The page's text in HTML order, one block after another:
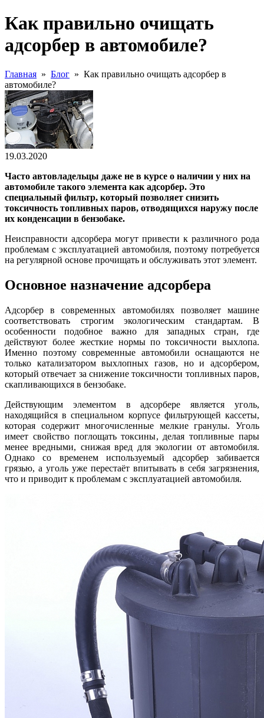
Как правильно очищать
адсорбер в автомобиле?
Главная » Блог » Как правильно очищать адсорбер в
автомобиле?
19.03.2020
Часто автовладельцы даже не в курсе о наличии у них на
автомобиле такого элемента как адсорбер. Это
специальный фильтр, который позволяет снизить
токсичность топливных паров, отводящихся наружу после
их конденсации в бензобаке.
Неисправности адсорбера могут привести к различного рода
проблемам с эксплуатацией автомобиля, поэтому потребуется
на регулярной основе прочищать и обслуживать этот элемент.
Основное назначение адсорбера
Адсорбер в современных автомобилях позволяет машине
соответствовать строгим экологическим стандартам. В
особенности подобное важно для западных стран, где
действуют более жесткие нормы по токсичности выхлопа.
Именно поэтому современные автомобили оснащаются не
только катализатором выхлопных газов, но и адсорбером,
который отвечает за снижение токсичности топливных паров,
скапливающихся в бензобаке.
Действующим элементом в адсорбере является уголь,
находящийся в специальном корпусе фильтрующей кассеты,
которая содержит многочисленные мелкие гранулы. Уголь
имеет свойство поглощать токсины, делая топливные пары
менее вредными, снижая вред для экологии от автомобиля.
Однако со временем используемый адсорбер забивается
грязью, а уголь уже перестаёт впитывать в себя загрязнения,
что и приводит к проблемам с эксплуатацией автомобиля.